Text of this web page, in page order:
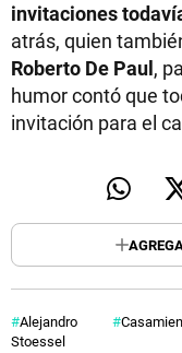
invitaciones
atrás, quien
Roberto De Paul,
humor contó que
invitación para el
Alejandro
Stoessel